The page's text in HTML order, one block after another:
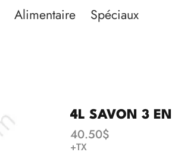
Alimentaire
Spéciaux
4L SAVON 3 EN
40.50$
+TX